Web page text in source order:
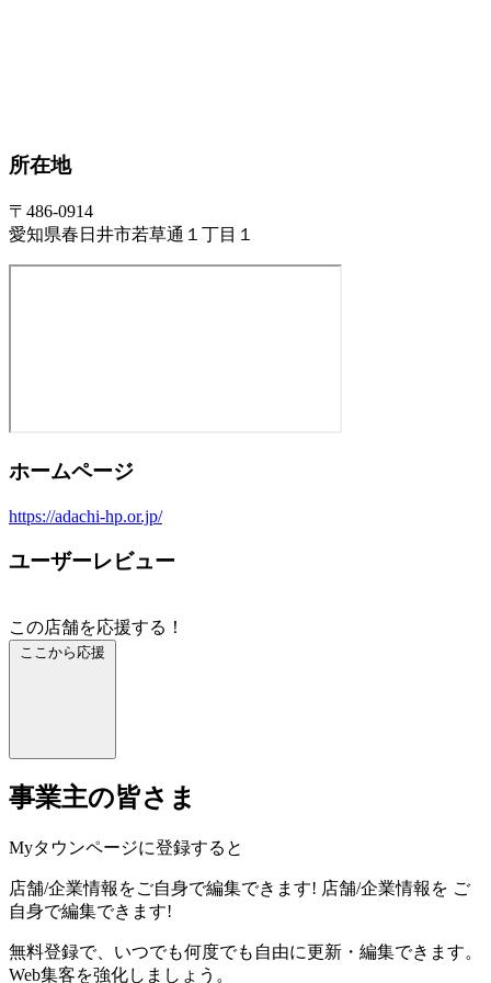
所在地
〒486-0914
愛知県春日井市若草通１丁目１
ホームページ
https://adachi-hp.or.jp/
ユーザーレビュー
この店舗を応援する！
ここから応援
事業主の皆さま
Myタウンページに登録すると
店舗/企業情報をご自身で編集できます! 店舗/企業情報を ご
自身で編集できます!
無料登録で、いつでも何度でも自由に更新・編集できます。
Web集客を強化しましょう。